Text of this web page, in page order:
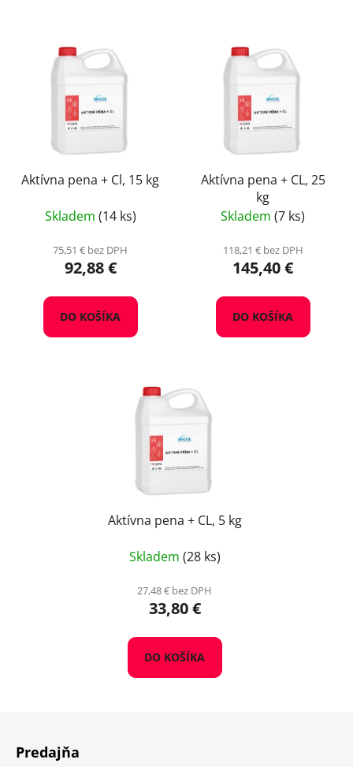
Aktívna pena + Cl, 15 kg
Skladem (14 ks)
75,51 € bez DPH
92,88 €
DO KOŠÍKA
Aktívna pena + CL, 25
kg
Skladem (7 ks)
118,21 € bez DPH
145,40 €
DO KOŠÍKA
Aktívna pena + CL, 5 kg
Skladem (28 ks)
27,48 € bez DPH
33,80 €
DO KOŠÍKA
Predajňa